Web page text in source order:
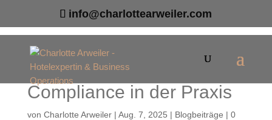
info@charlottearweiler.com
Compliance in der Praxis
von Charlotte Arweiler| Aug. 7, 2025 | Blogbeiträge | 0